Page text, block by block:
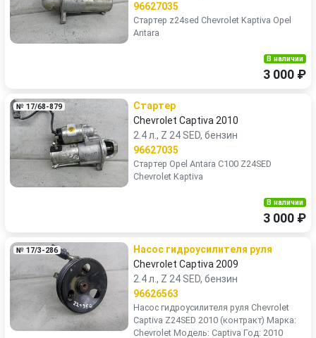
96627035
Стартер z24sed Chevrolet Kaptiva Opel
Antara
В наличии
3 000 ₽
№ 17/68-879
Стартер
Chevrolet Captiva 2010
2.4 л., Z 24 SED, бензин
96627035
Стартер Opel Antara C100 Z24SED
Chevrolet Kaptiva
В наличии
3 000 ₽
№ 17/3-286
Насос гидроусилителя руля
Chevrolet Captiva 2009
2.4 л., Z 24 SED, бензин
96626563
Насос гидроусилителя руля Chevrolet
Captiva Z24SED 2010 (контракт) Марка:
Chevrolet Модель: Captiva Год: 2010